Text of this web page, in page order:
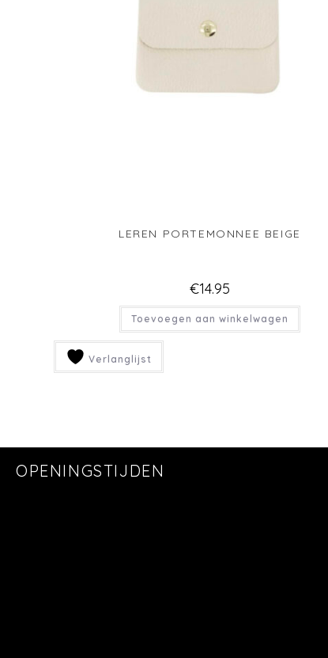
LEREN PORTEMONNEE BEIGE
€14.95
Toevoegen aan winkelwagen
Verlanglijst
OPENINGSTIJDEN